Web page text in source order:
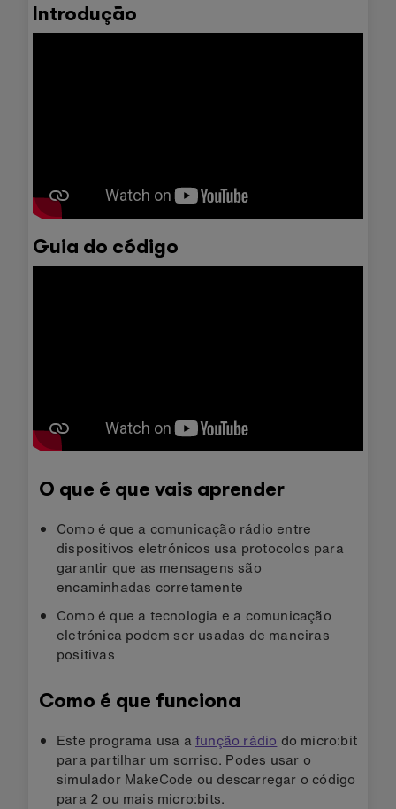
Introdução
Guia do código
O que é que vais aprender
Como é que a comunicação rádio entre
dispositivos eletrónicos usa protocolos para
garantir que as mensagens são
encaminhadas corretamente
Como é que a tecnologia e a comunicação
eletrónica podem ser usadas de maneiras
positivas
Como é que funciona
Este programa usa afunção rádio do micro:bit
para partilhar um sorriso. Podes usar o
simulador MakeCode ou descarregar o código
para 2 ou mais micro:bits.